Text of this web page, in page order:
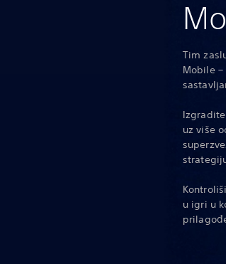
Tim
Mobile
uz više
u igri u